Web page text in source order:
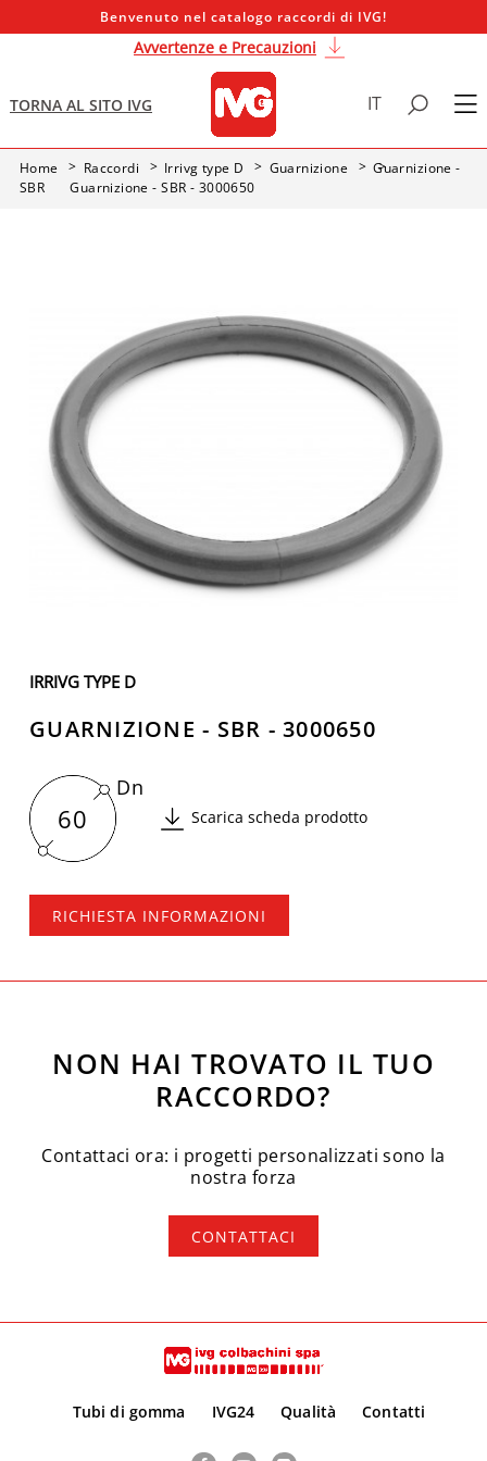
Benvenuto nel catalogo raccordi di IVG!
Avvertenze e Precauzioni
TORNA AL SITO IVG IT
Home Raccordi Irrivg type D Guarnizione
Guarnizione -
SBR
Guarnizione - SBR - 3000650
IRRIVG TYPE D
GUARNIZIONE - SBR - 3000650
60
Dn
Scarica scheda prodotto
RICHIESTA INFORMAZIONI
NON HAI TROVATO IL TUO
RACCORDO?
Contattaci ora: i progetti personalizzati sono la
nostra forza
CONTATTACI
Tubi di gomma IVG24 Qualità Contatti